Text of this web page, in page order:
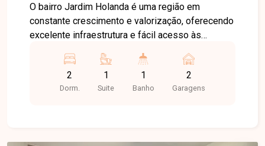
O bairro Jardim Holanda é uma região em
constante crescimento e valorização, oferecendo
excelente infraestrutura e fácil acesso às
supermercados, escolas, farmácias, comércios e
diversos serviços, o bairro proporciona
praticidade, tranquilidade e qualidade de vida
2
Dorm.
1
Suite
1
Banho
2
Garagens